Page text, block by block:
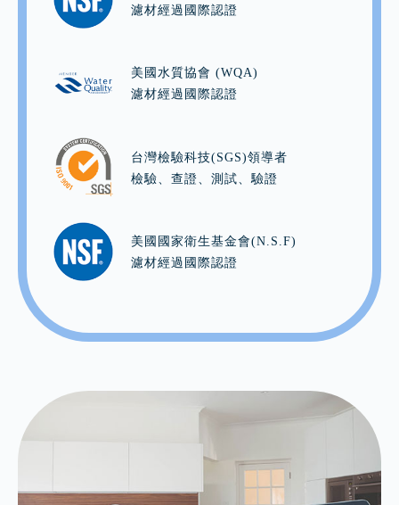
濾材經過國際認證
美國水質協會 (WQA)
濾材經過國際認證
台灣檢驗科技(SGS)領導者
檢驗、查證、測試、驗證
美國國家衛生基金會(N.S.F)
濾材經過國際認證